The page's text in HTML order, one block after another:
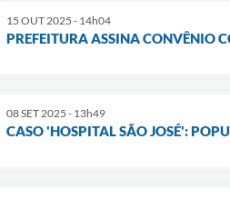
15 OUT 2025 - 14h04
PREFEITURA ASSINA CONVÊNIO
08 SET 2025 - 13h49
CASO 'HOSPITAL SÃO JOSÉ':